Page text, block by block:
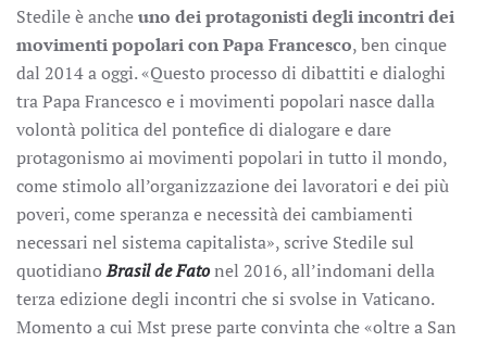
Stedile è ancheuno dei protagonisti degli incontri dei
movimenti popolari con Papa Francesco, ben cinque
dal 2014 a oggi. «Questo processo di dibattiti e dialoghi
tra Papa Francesco e i movimenti popolari nasce dalla
volontà politica del pontefice di dialogare e dare
protagonismo ai movimenti popolari in tutto il mondo,
come stimolo all’organizzazione dei lavoratori e dei più
poveri, come speranza e necessità dei cambiamenti
necessari nel sistema capitalista», scrive Stedile sul
quotidiano Brasil de Fatonel 2016, all’indomani della
terza edizione degli incontri che si svolse in Vaticano.
Momento a cui Mst prese parte convinta che «oltre a San